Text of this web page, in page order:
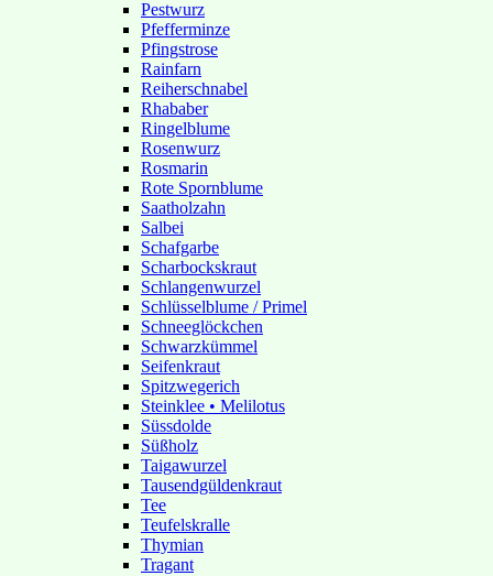
Pestwurz
Pfefferminze
Pfingstrose
Rainfarn
Reiherschnabel
Rhababer
Ringelblume
Rosenwurz
Rosmarin
Rote Spornblume
Saatholzahn
Salbei
Schafgarbe
Scharbockskraut
Schlangenwurzel
Schlüsselblume / Primel
Schneeglöckchen
Schwarzkümmel
Seifenkraut
Spitzwegerich
Steinklee • Melilotus
Süssdolde
Süßholz
Taigawurzel
Tausendgüldenkraut
Tee
Teufelskralle
Thymian
Tragant